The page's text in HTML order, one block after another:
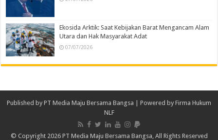
Ekosida Arktik: Saat Kebijakan Barat Mengancam Alam
Utara dan Hak Masyarakat Adat
07/07/2026
Published by PT Media Maju Bersama Bangsa | Powered by Firma Hukum
NLF
© Copyright 2026 PT Media Maju Bersama Bangsa, All Rights Reserved